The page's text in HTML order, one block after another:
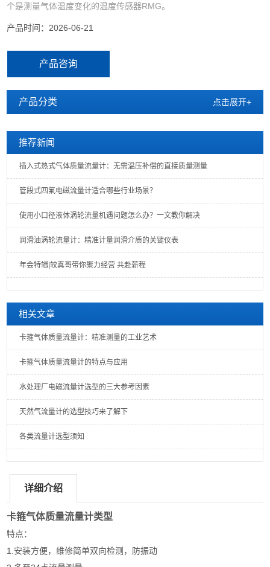
个是测量气体温度变化的温度传感器RMG。
产品时间：2026-06-21
产品咨询
产品分类 点击展开+
推荐新闻
插入式热式气体质量流量计：无需温压补偿的直接质量测量
管段式四氟电磁流量计适合哪些行业场景？
使用小口径液体涡轮流量机遇问题怎么办？一文教你解决
润滑油涡轮流量计：精准计量润滑介质的关键仪表
年会特辑|较真哥带你聚力经营 共赴薪程
相关文章
卡箍气体质量流量计：精准测量的工业艺术
卡箍气体质量流量计的特点与应用
水处理厂电磁流量计选型的三大参考因素
天然气流量计的选型技巧来了解下
各类流量计选型须知
详细介绍
卡箍气体质量流量计类型
特点：
1.安装方便，维修简单双向检测，防振动